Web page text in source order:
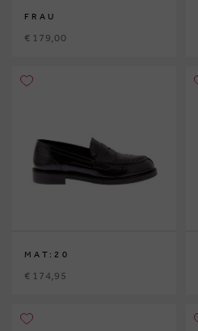
FRAU
€ 179,00
MAT:20
€ 174,95